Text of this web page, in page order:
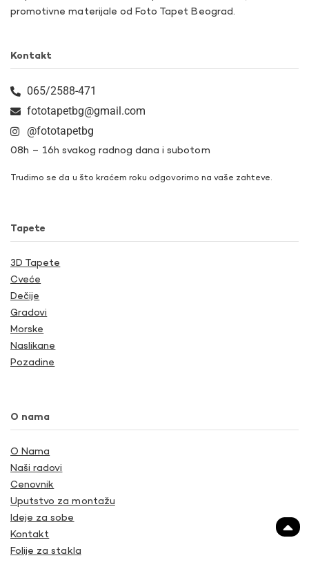
promotivne materijale od Foto Tapet Beograd.
Kontakt
065/2588-471
fototapetbg@gmail.com
@fototapetbg
08h – 16h svakog radnog dana i subotom
Trudimo se da u što kraćem roku odgovorimo na vaše zahteve.
Tapete
3D Tapete
Cveće
Dečije
Gradovi
Morske
Naslikane
Pozadine
O nama
O Nama
Naši radovi
Cenovnik
Uputstvo za montažu
Ideje za sobe
Kontakt
Folije za stakla